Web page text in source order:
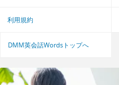
利用規約
DMM英会話Wordsトップへ